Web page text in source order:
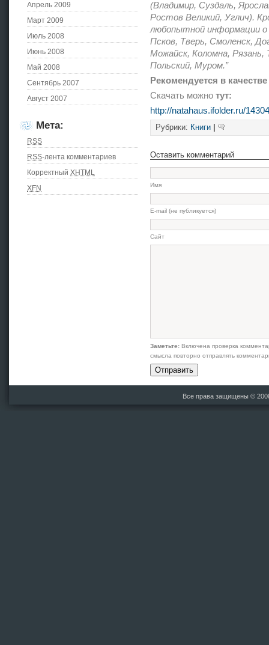
Апрель 2009
Март 2009
Июль 2008
Июнь 2008
Май 2008
Сентябрь 2007
Август 2007
Мета:
RSS
RSS-лента комментариев
Корректный XHTML
XFN
(Владимир, Суздаль,
Ростов Великий, Углич).
любопытной информации о
Псков, Тверь, Смоленск,
Можайск, Коломна, Рязань,
Польский, Муром.”
Рекомендуется в
Скачать можно тут:
http://natahaus.ifolder.ru/
Рубрики: Книги
Оставить комментарий
Имя
E-mail (не публикуется)
Сайт
Заметьте: Включена проверка
смысла повторно отправлять
Все права защищены ©